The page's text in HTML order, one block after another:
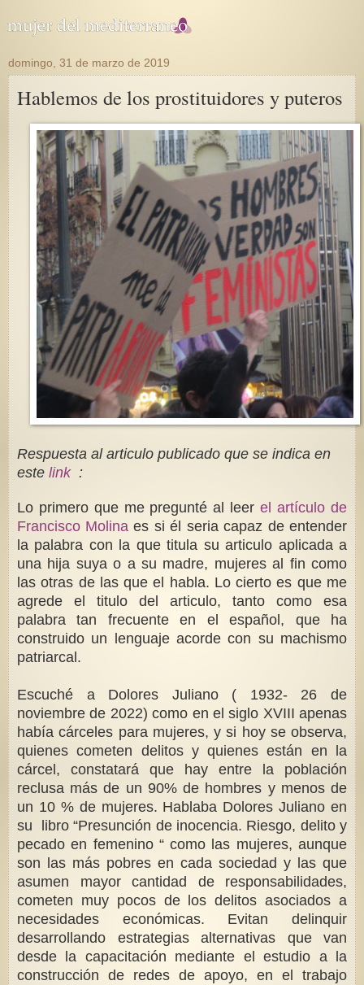
domingo, 31 de marzo de 2019
Hablemos de los prostituidores y puteros
Respuesta al articulo publicado que se indica en
este link :
Lo primero que me pregunté al leer el artículo de
Francisco Molina es si él seria capaz de entender
la palabra con la que titula su articulo aplicada a
una hija suya o a su madre, mujeres al fin como
las otras de las que el habla. Lo cierto es que me
agrede el titulo del articulo, tanto como esa
palabra tan frecuente en el español, que ha
construido un lenguaje acorde con su machismo
patriarcal.
Escuché a Dolores Juliano ( 1932- 26 de
noviembre de 2022) como en el siglo XVIII apenas
había cárceles para mujeres, y si hoy se observa,
quienes cometen delitos y quienes están en la
cárcel, constatará que hay entre la población
reclusa más de un 90% de hombres y menos de
un 10 % de mujeres. Hablaba Dolores Juliano en
su libro “Presunción de inocencia. Riesgo, delito y
pecado en femenino “ como las mujeres, aunque
son las más pobres en cada sociedad y las que
asumen mayor cantidad de responsabilidades,
cometen muy pocos de los delitos asociados a
necesidades económicas. Evitan delinquir
desarrollando estrategias alternativas que van
desde la capacitación mediante el estudio a la
construcción de redes de apoyo, en el trabajo